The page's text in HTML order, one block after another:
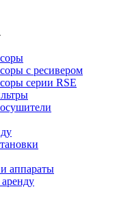
с ресивером
серии RSE
аппараты